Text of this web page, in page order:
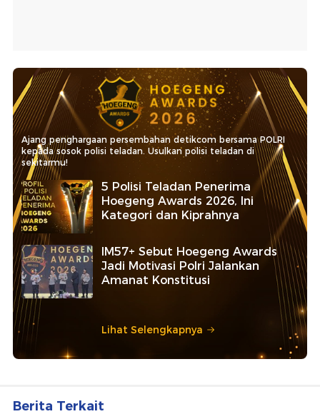
Ajang penghargaan persembahan detikcom bersama POLRI
kepada sosok polisi teladan. Usulkan polisi teladan di
sekitarmu!
5 Polisi Teladan Penerima
Hoegeng Awards 2026, Ini
Kategori dan Kiprahnya
IM57+ Sebut Hoegeng Awards
Jadi Motivasi Polri Jalankan
Amanat Konstitusi
Lihat Selengkapnya
Berita Terkait